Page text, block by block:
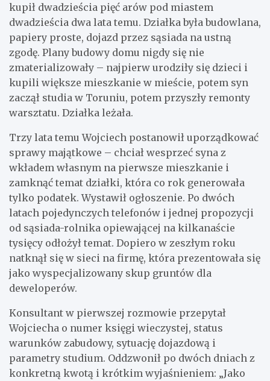
kupił dwadzieścia pięć arów pod miastem
dwadzieścia dwa lata temu. Działka była budowlana,
papiery proste, dojazd przez sąsiada na ustną
zgodę. Plany budowy domu nigdy się nie
zmaterializowały – najpierw urodziły się dzieci i
kupili większe mieszkanie w mieście, potem syn
zaczął studia w Toruniu, potem przyszły remonty
warsztatu. Działka leżała.
Trzy lata temu Wojciech postanowił uporządkować
sprawy majątkowe – chciał wesprzeć syna z
wkładem własnym na pierwsze mieszkanie i
zamknąć temat działki, która co rok generowała
tylko podatek. Wystawił ogłoszenie. Po dwóch
latach pojedynczych telefonów i jednej propozycji
od sąsiada-rolnika opiewającej na kilkanaście
tysięcy odłożył temat. Dopiero w zeszłym roku
natknął się w sieci na firmę, która prezentowała się
jako wyspecjalizowany skup gruntów dla
deweloperów.
Konsultant w pierwszej rozmowie przepytał
Wojciecha o numer księgi wieczystej, status
warunków zabudowy, sytuację dojazdową i
parametry studium. Oddzwonił po dwóch dniach z
konkretną kwotą i krótkim wyjaśnieniem: „Jako